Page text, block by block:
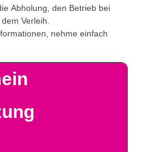
Abholung, den Betrieb bei
Verleih.
nehme einfach